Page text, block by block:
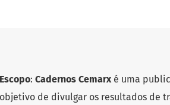
Escopo: Cadernos Cemarx é uma
objetivo de divulgar os resultados de